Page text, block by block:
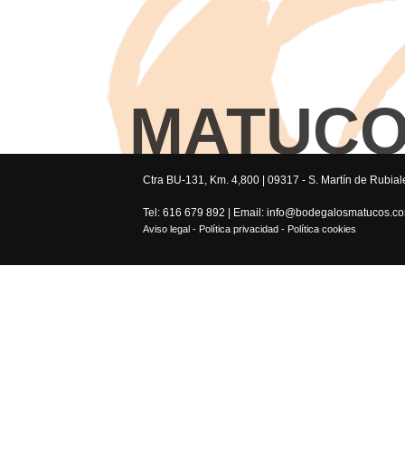
Ctra BU-131, Km. 4,800 | 09317 - S. Martín de
Tel: 616 679 892 | Email:
Aviso legal- Política privacidad- Política cookies